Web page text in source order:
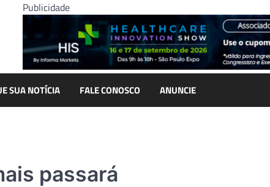
Publicidade
SUA NOTÍCIA FALE CONOSCO ANUNCIE
passará